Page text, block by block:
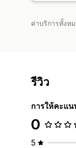
ค่าบริการทั้งห
รีวิว
การให้คะแน
0
5